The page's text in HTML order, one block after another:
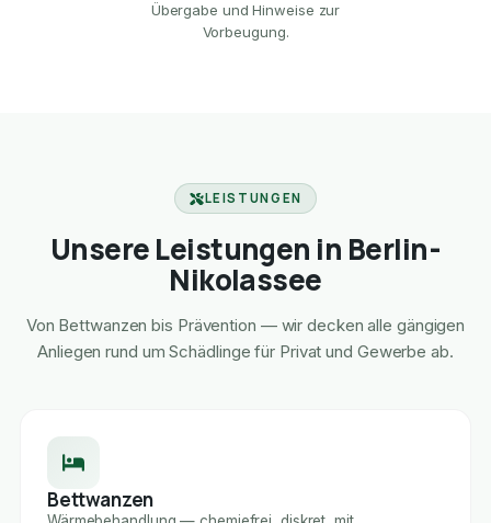
Übergabe und Hinweise zur
Vorbeugung.
LEISTUNGEN
Unsere Leistungen in Berlin-
Nikolassee
Von Bettwanzen bis Prävention — wir decken alle gängigen
Anliegen rund um Schädlinge für Privat und Gewerbe ab.
Bettwanzen